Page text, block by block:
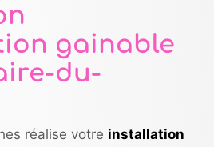
gainable
du-
réalise votre installation